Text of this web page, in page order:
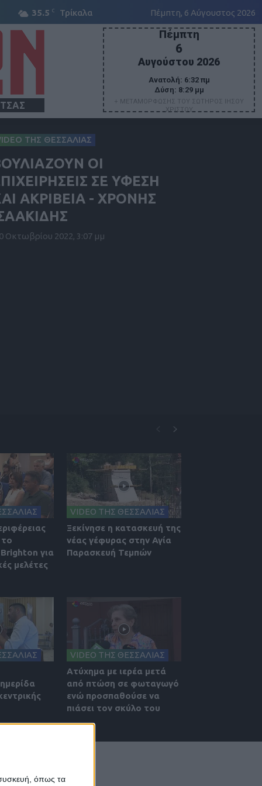
όπως τα
35.5 C Τρίκαλα Πέμπτη, 6 Αύγουστος 2026
Πέμπτη
6
Αυγούστου 2026
Ανατολή: 6:32 πμ
Δύση: 8:29 μμ
+ ΜΕΤΑΜΟΡΦΩΣΗΣ ΤΟΥ ΣΩΤΗΡΟΣ ΙΗΣΟΥ
ΧΡΙΣΤΟΥ
ΤΗΣ ΘΕΣΣΑΛΙΑΣ
ΟΙ
ΣΕ ΥΦΕΣΗ
ΑΚΡΙΒΕΙΑ - ΧΡΟΝΗΣ
Οκτωβρίου 2022, 3:07 μμ
για
μελέτες
VIDEO ΤΗΣ ΘΕΣΣΑΛΙΑΣ
Ξεκίνησε η κατασκευή της
νέας γέφυρας στην Αγία
Παρασκευή Τεμπών
VIDEO ΤΗΣ ΘΕΣΣΑΛΙΑΣ
Ατύχημα με ιερέα μετά
από πτώση σε φωταγωγό
ενώ προσπαθούσε να
πιάσει τον σκύλο του